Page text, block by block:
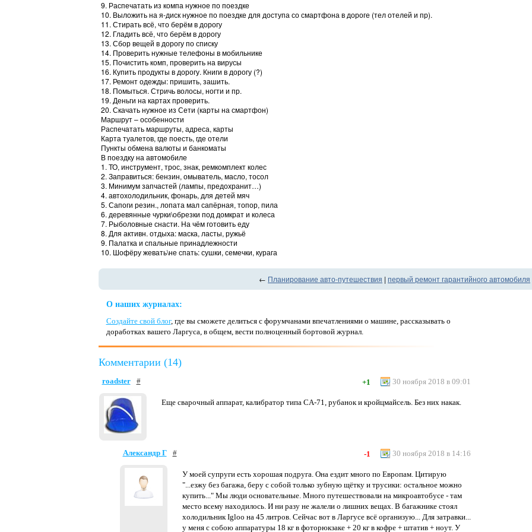
9. Распечатать из компа нужное по поездке
10. Выложить на я-диск нужное по поездке для доступа со смартфона в дороге (тел отелей и пр).
11. Стирать всё, что берём в дорогу
12. Гладить всё, что берём в дорогу
13. Сбор вещей в дорогу по списку
14. Проверить нужные телефоны в мобильнике
15. Почистить комп, проверить на вирусы
16. Купить продукты в дорогу. Книги в дорогу (?)
17. Ремонт одежды: пришить, зашить.
18. Помыться. Стричь волосы, ногти и пр.
19. Деньги на картах проверить.
20. Скачать нужное из Сети (карты на смартфон)
Маршрут – особенности
Распечатать маршруты, адреса, карты
Карта туалетов, где поесть, где отели
Пункты обмена валюты и банкоматы
В поездку на автомобиле
1. ТО, инструмент, трос, знак, ремкомплект колес
2. Заправиться: бензин, омыватель, масло, тосол
3. Минимум запчастей (лампы, предохранит…)
4. автохолодильник, фонарь, для детей мяч
5. Сапоги резин., лопата мал сапёрная, топор, пила
6. деревянные чурки\обрезки под домкрат и колеса
7. Рыболовные снасти. На чём готовить еду
8. Для активн. отдыха: маска, ласты, ружьё
9. Палатка и спальные принадлежности
10. Шофёру жевать\не спать: сушки, семечки, курага
← Планирование авто-путешествия | первый ремонт гарантийного автомобиля
О наших журналах:
Создайте свой блог, где вы сможете делиться с форумчанами впечатлениями о машине, рассказывать о
доработках вашего Ларгуса, в общем, вести полноценный бортовой журнал.
Комментарии (14)
roadster # 30 ноября 2018 в 09:01
+1
Еще сварочный аппарат, калибратор типа CA-71, рубанок и кройцмайсель. Без них накак.
Александр Г # 30 ноября 2018 в 14:16
-1
У моей супруги есть хорошая подруга. Она ездит много по Европам. Цитирую
"...езжу без багажа, беру с собой только зубную щётку и трусики: остальное можно
купить..." Мы люди основательные. Много путешествовали на микроавтобусе - там
место всему находилось. И ни разу не жалели о лишних вещах. В багажнике стоял
холодильник Igloo на 45 литров. Сейчас вот в Ларгусе всё организую... Для затравки...
у меня с собою аппаратуры 18 кг в фоторюкзаке + 20 кг в кофре + штатив + ноут. У